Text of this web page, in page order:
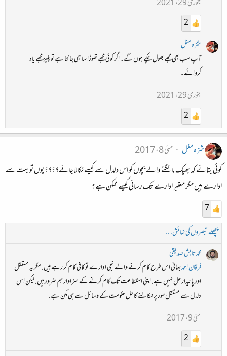
جنوری 29، 2021
2
شزہ مغل
آپ سب بھی مجھے بھول چکے ہوں گے۔ اگر کوئی مجھے تھوڑا سا بھی جانتا ہے تو پلیز مجھے یاد
کروائے۔
جنوری 29، 2021
2
شزہ مغل
مئی 8، 2017
کوئی بتائے کہ بھیک مانگنے والے بچوں کو اس دلدل سے کیسے نکالا جائے؟؟؟؟ یوں تو بہت سے
ادارے ہیں مگر معتبر ادارے تک رسائی کیسے ممکن ہے؟
7
پچھلے تبصروں کی نمائش…
محمد تابش صدیقی
فرقان احمدبھائی اس طرح کام کرنے والے نجی ادارے تو کافی کام کر رہے ہیں. مگر یہ مستقل
اور پائیدار حل نہیں ہے. اپنی استطاعت تک کام کرنے کے سزاوار ہم ضرور ہیں. لیکن اس
دلدل سے مستقل طور پر نکالنے کا حل حکومت کے وسائل سے ہی مکن ہے.
مئی 9، 2017
2